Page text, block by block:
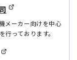
メーカー向けを中心
行っております。